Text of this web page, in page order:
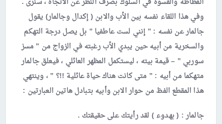
وفي هذا اللقاء نفسه بين الأب والابن ( إكدال وجالمار) يقول
جالمار عن نفسه : ” إنني لست عاطفيا ” بل يصل درجة التهكم
والسخرية من أبيه حين يبدي الأب رغبته في الزواج من ” مسز
سوربي ” – قيمة بيته ، ليستكمل المظهر العائلي ، فيعلق جالمار
متهكما من أبيه : ” متى كانت هناك حياة عائلية !!؟ ” ، وينتهي
هذا المقطع الفظ من حوار الابن وأبيه بتبادل هاتين العبارتين :
جالمار : ( بهدوء ) لقد رأيتك على حقيقتك .